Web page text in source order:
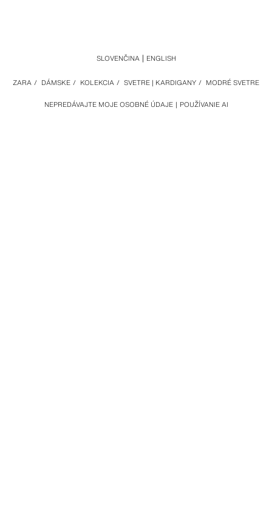
NEPREDÁVAJTE MOJE OSOBNÉ ÚDAJE POUŽÍVANIE AI
ZARA / DÁMSKE / KOLEKCIA / SVETRE | KARDIGANY / MODRÉ SVETRE
SLOVENČINA ENGLISH